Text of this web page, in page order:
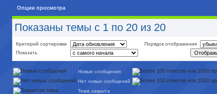
Опции просмотра
Показаны темы с 1 по 20 из 20
Критерий сортировки
Порядок отображения
Показать
Новые сообщения
Нет новых сообщений
Тема закрыта